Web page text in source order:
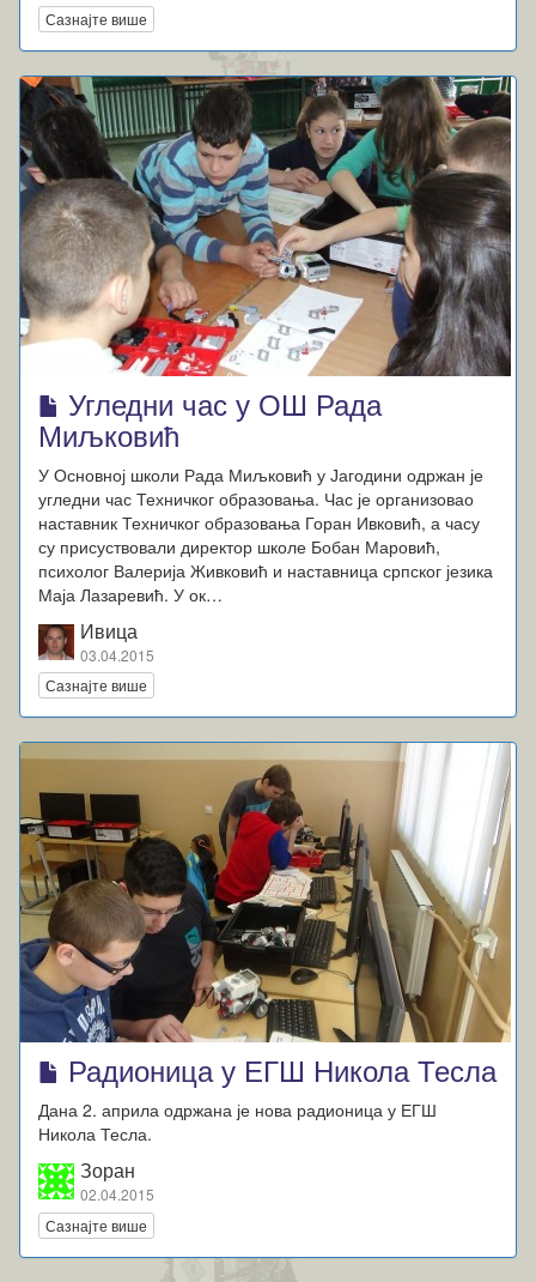
Сазнајте више
Угледни час у ОШ Рада
Миљковић
У Основној школи Рада Миљковић у Јагодини одржан је
угледни час Техничког образовања. Час је организовао
наставник Техничког образовања Горан Ивковић, а часу
су присуствовали директор школе Бобан Маровић,
психолог Валерија Живковић и наставница српског језика
Маја Лазаревић. У ок…
Ивица
03.04.2015
Сазнајте више
Радионица у ЕГШ Никола Тесла
Дана 2. априла одржана је нова радионица у ЕГШ
Никола Тесла.
Зоран
02.04.2015
Сазнајте више